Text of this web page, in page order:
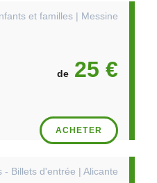
et familles | Messine
de 25 €
ACHETER
- Billets d'entrée | Alicante